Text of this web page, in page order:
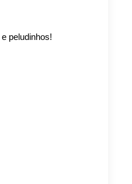
peludinhos!